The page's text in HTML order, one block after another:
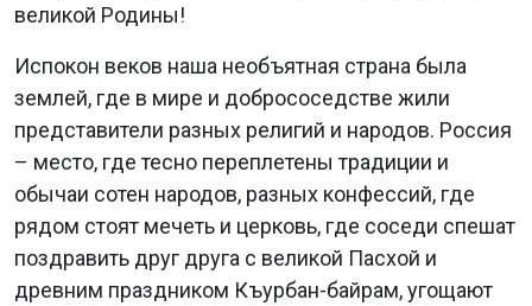
великой Родины!
Испокон веков наша необъятная страна была
землей, где в мире и добрососедстве жили
представители разных религий и народов. Россия
– место, где тесно переплетены традиции и
обычаи сотен народов, разных конфессий, где
рядом стоят мечеть и церковь, где соседи спешат
поздравить друг друга с великой Пасхой и
древним праздником Къурбан-байрам, угощают